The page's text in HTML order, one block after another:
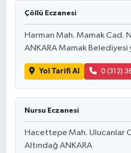
Çöllü Eczanesi
Harman Mah. Mamak Cad.
ANKARA Mamak Belediyesi
Yol Tarifi Al 0 (312)
Nursu Eczanesi
Hacettepe Mah. Ulucanlar
Altındağ ANKARA